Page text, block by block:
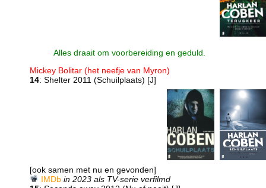
Alles draait om voorbereiding en geduld.
Mickey Bolitar (het neefje van Myron)
14: Shelter 2011 (Schuilplaats) [J]
[ook samen met nu en gevonden]
IMDb in 2023 als TV-serie verfilmd